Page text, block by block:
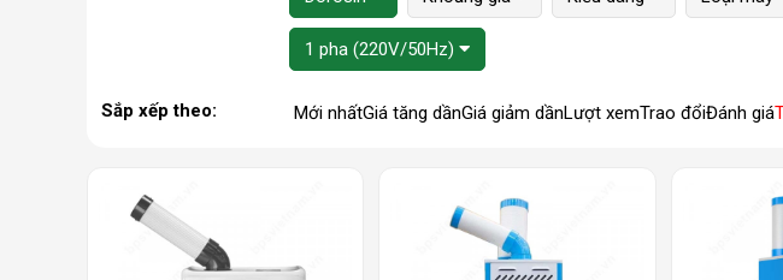
1 pha (220V/50Hz)
Sắp xếp theo: Mới nhấtGiá tăng dầnGiá giảm dầnLượt xemTrao đổiĐánh giá